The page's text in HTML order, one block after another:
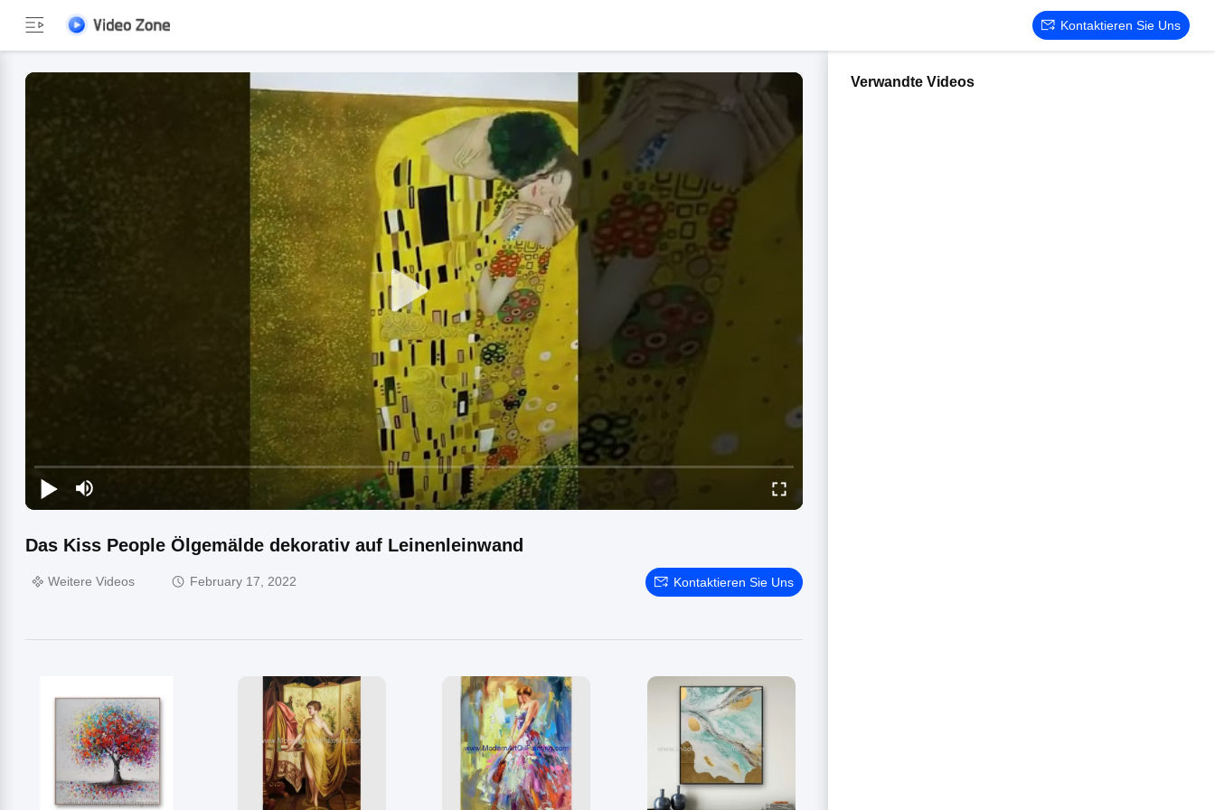
Kontaktieren Sie Uns
Das Kiss People Ölgemälde dekorativ auf Leinenleinwand
Weitere Videos February 17, 2022 Kontaktieren Sie Uns
Verwandte Videos